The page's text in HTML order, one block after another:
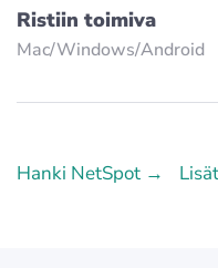
Ristiin toimiva
Mac/Windows/Аndroid
Hanki NetSpot →